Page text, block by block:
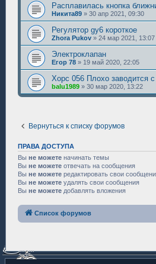
Расплавилась кнопка
Никита89 » 30 апр 2021, 09:30
Регулятор gy6 короткое
Zhora Pukov » 24 мар 2021, 13:07
Электроклапан
Егор 78 » 19 май 2020, 22:05
Хорс 056 Плохо заводится
balu1989 » 30 мар 2020, 13:22
Вернуться к списку форумов
ПРАВА ДОСТУПА
Вы не можете начинать темы
Вы не можете отвечать на сообщения
Вы не можете редактировать свои
Вы не можете удалять свои сообщения
Вы не можете добавлять вложения
Список форумов